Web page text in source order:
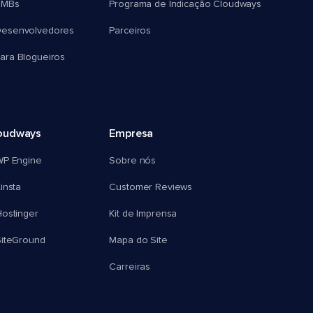
Blogueiros
Programa de Indicação Cloudways
Parceiros
Engine
Empresa
Sobre nós
Customer Reviews
Kit de Imprensa
Mapa do Site
Carreiras